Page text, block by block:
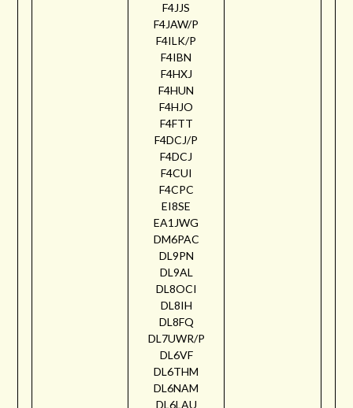
F4JJS
F4JAW/P
F4ILK/P
F4IBN
F4HXJ
F4HUN
F4HJO
F4FTT
F4DCJ/P
F4DCJ
F4CUI
F4CPC
EI8SE
EA1JWG
DM6PAC
DL9PN
DL9AL
DL8OCI
DL8IH
DL8FQ
DL7UWR/P
DL6VF
DL6THM
DL6NAM
DL6LAU